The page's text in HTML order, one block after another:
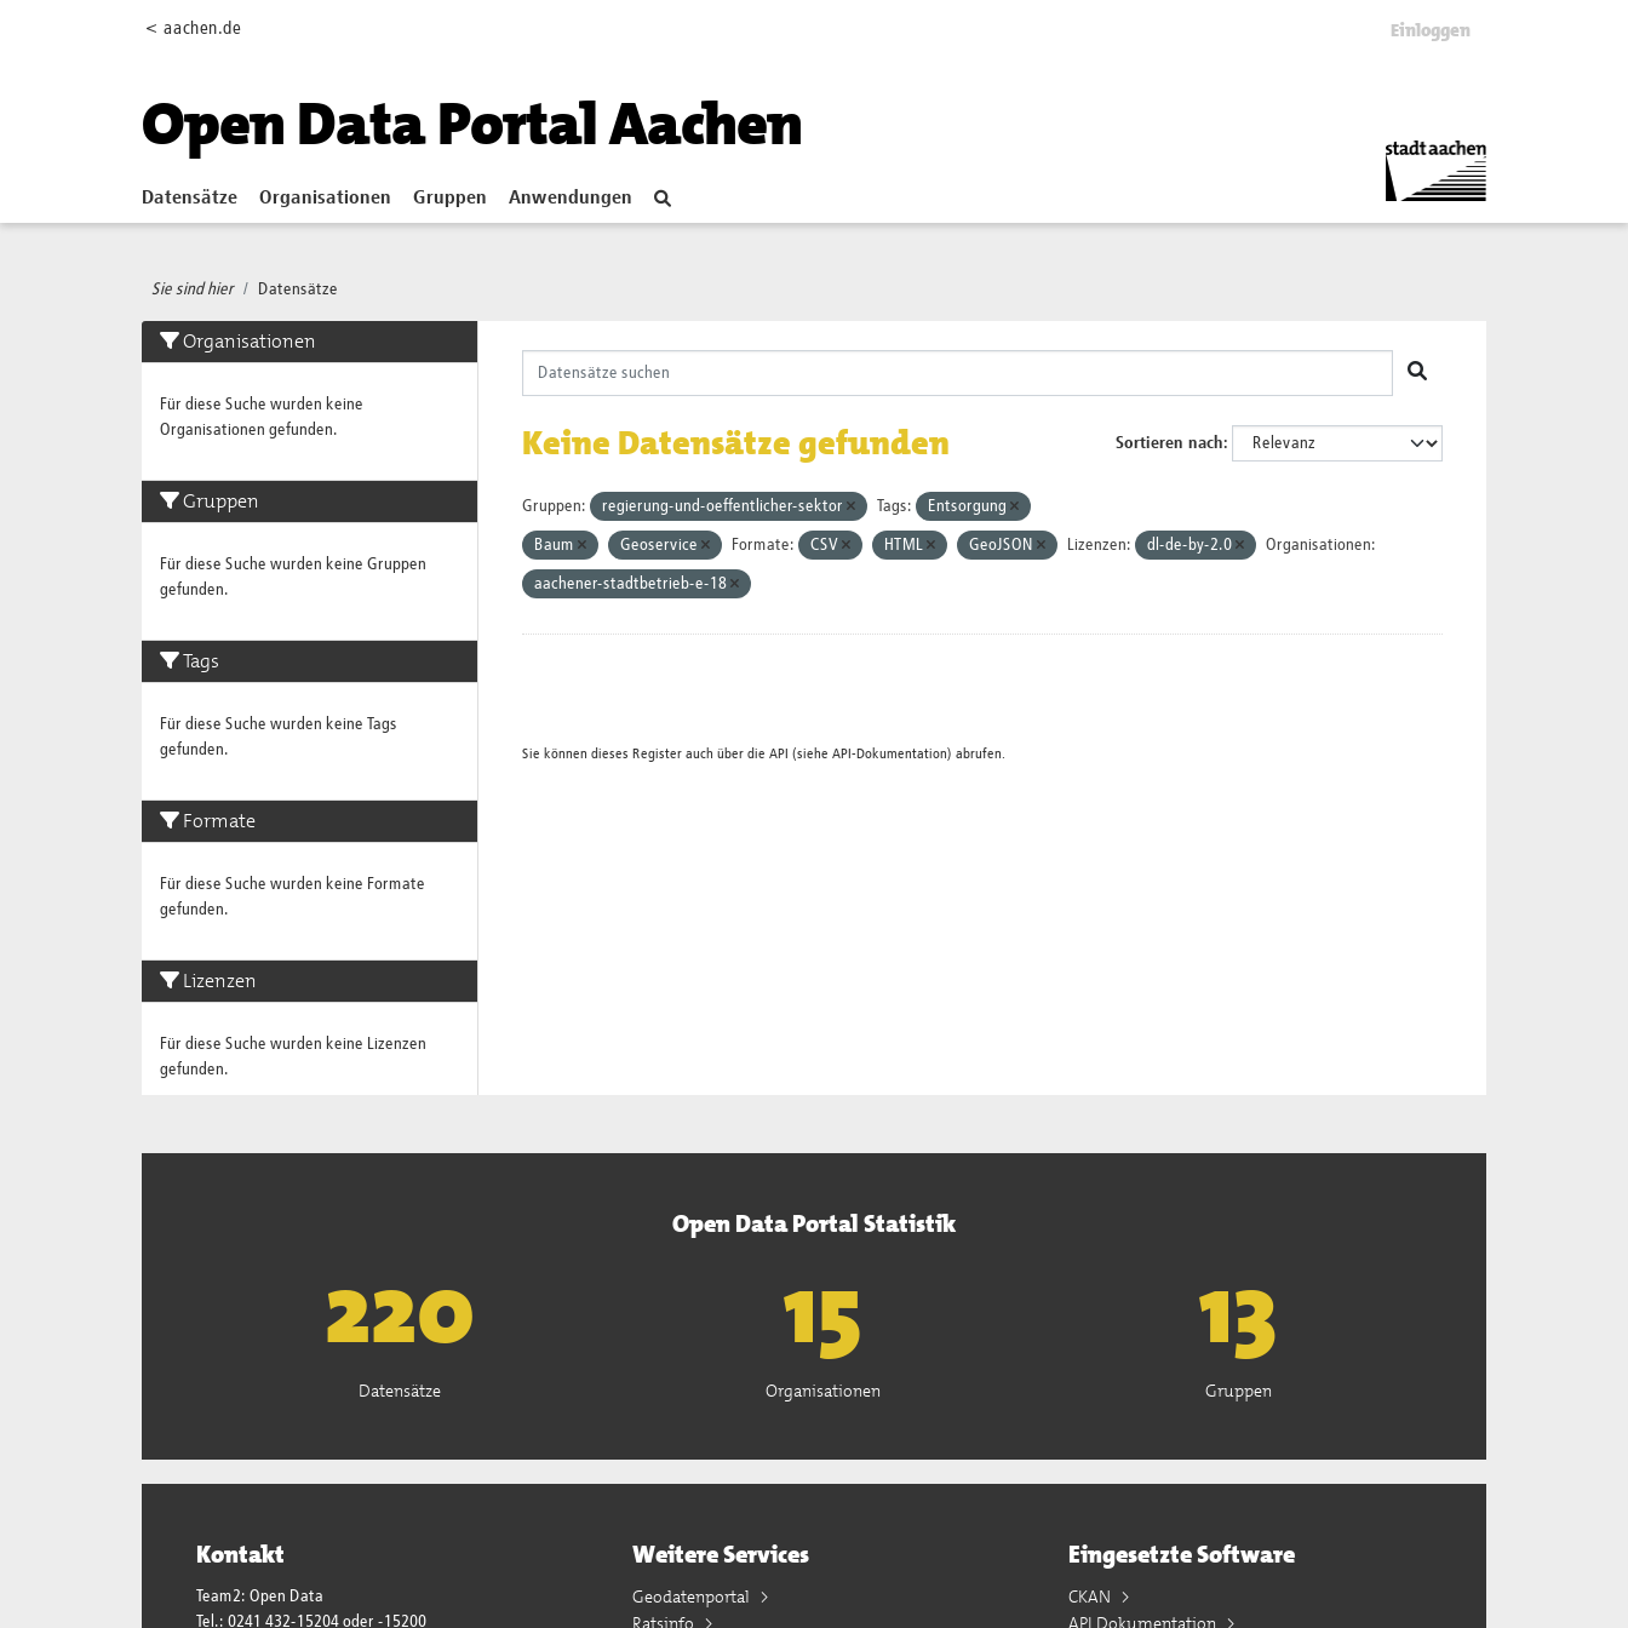
< aachen.de Einloggen
Open Data Portal Aachen
Datensätze Organisationen Gruppen Anwendungen
Sie sind hier Datensätze
Organisationen
Für diese Suche wurden keine
Organisationen gefunden.
Gruppen
Für diese Suche wurden keine Gruppen
gefunden.
Tags
Für diese Suche wurden keine Tags
gefunden.
Formate
Für diese Suche wurden keine Formate
gefunden.
Lizenzen
Für diese Suche wurden keine Lizenzen
gefunden.
Sortieren nach
Keine Datensätze gefunden
Gruppen: regierung-und-oeffentlicher-sektor Tags: Entsorgung
Baum Geoservice Formate: CSV HTML GeoJSON Lizenzen: dl-de-by-2.0 Organisationen:
aachener-stadtbetrieb-e-18
Sie können dieses Register auch über die API (siehe API-Dokumentation) abrufen.
Open Data Portal Statistik
223
Datensätze
15
Organisationen
13
Gruppen
Kontakt
Team2: Open Data
Tel.: 0241 432-15204 oder -15200
Weitere Services
Geodatenportal
Ratsinfo
Eingesetzte Software
CKAN
API Dokumentation